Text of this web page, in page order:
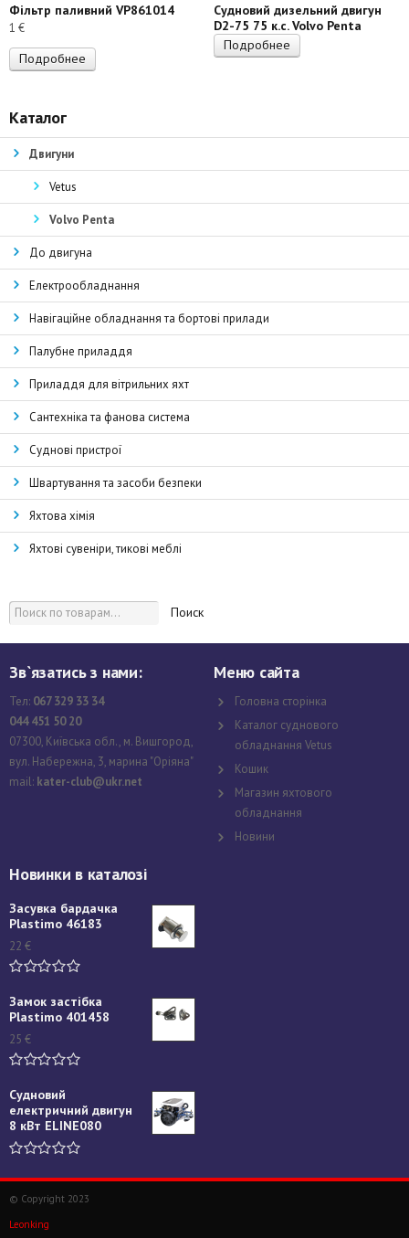
Фільтр паливний VP861014
1 €
Подробнее
Судновий дизельний двигун
D2-75 75 к.с. Volvo Penta
Подробнее
Каталог
Двигуни
Vetus
Volvo Penta
До двигуна
Електрообладнання
Навігаційне обладнання та бортові прилади
Палубне приладдя
Приладдя для вітрильних яхт
Сантехніка та фанова система
Суднові пристрої
Швартування та засоби безпеки
Яхтова хімія
Яхтові сувеніри, тикові меблі
Поиск
Зв`язатись з нами:
Тел: 067 329 33 34
044 451 50 20
07300, Київська обл., м. Вишгород,
вул. Набережна, 3, марина "Оріяна"
mail: kater-club@ukr.net
Меню сайта
Головна сторінка
Каталог суднового
обладнання Vetus
Кошик
Магазин яхтового
обладнання
Новини
Новинки в каталозі
Засувка бардачка
Plastimo 46183
22 €
Замок застібка
Plastimo 401458
25 €
Судновий
електричний двигун
8 кВт ELINE080
© Copyright 2023
Leonking